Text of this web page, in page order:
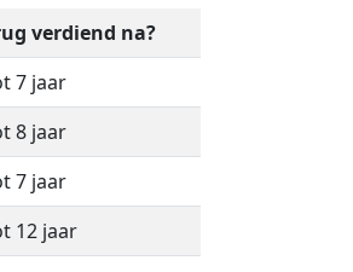
verdiend na?
7 jaar
8 jaar
7 jaar
12 jaar